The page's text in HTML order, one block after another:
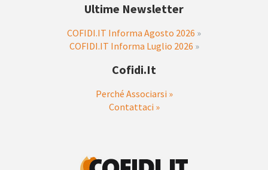
Ultime Newsletter
COFIDI.IT Informa Agosto 2026 »
COFIDI.IT Informa Luglio 2026 »
Cofidi.it
Perché Associarsi »
Contattaci »